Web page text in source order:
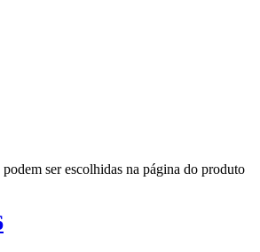
ser escolhidas na página do produto